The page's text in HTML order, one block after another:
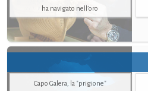
ha navigato nell’oro
Capo Galera, la "prigione"